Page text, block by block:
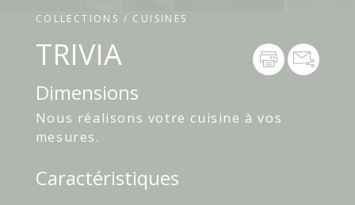
COLLECTIONS / CUISINES
TRIVIA
Dimensions
Nous réalisons votre cuisine à vos
mesures.
Caractéristiques